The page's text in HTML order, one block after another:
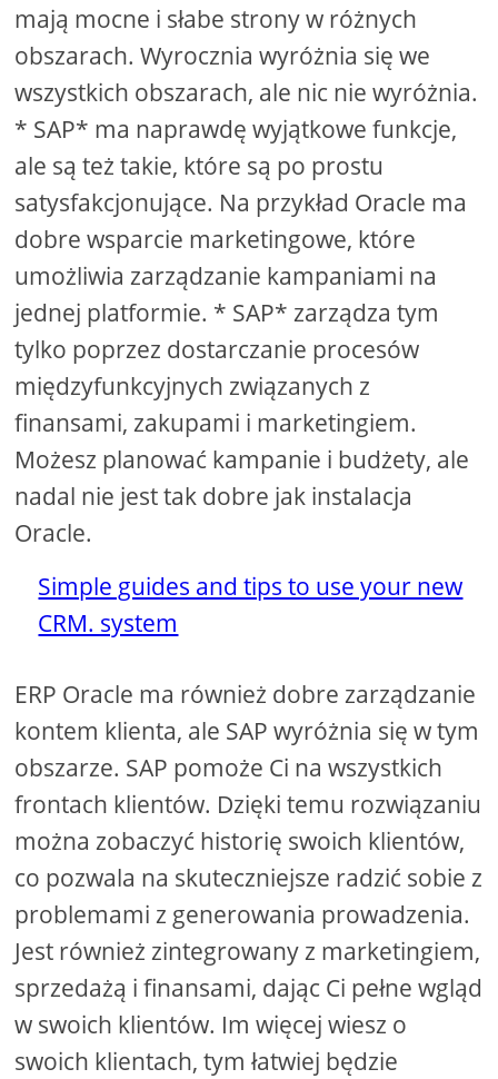
mają mocne i słabe strony w różnych
obszarach. Wyrocznia wyróżnia się we
wszystkich obszarach, ale nic nie wyróżnia.
* SAP* ma naprawdę wyjątkowe funkcje,
ale są też takie, które są po prostu
satysfakcjonujące. Na przykład Oracle ma
dobre wsparcie marketingowe, które
umożliwia zarządzanie kampaniami na
jednej platformie. * SAP* zarządza tym
tylko poprzez dostarczanie procesów
międzyfunkcyjnych związanych z
finansami, zakupami i marketingiem.
Możesz planować kampanie i budżety, ale
nadal nie jest tak dobre jak instalacja
Oracle.
Simple guides and tips to use your new
CRM. system
ERP Oracle ma również dobre zarządzanie
kontem klienta, ale SAP wyróżnia się w tym
obszarze. SAP pomoże Ci na wszystkich
frontach klientów. Dzięki temu rozwiązaniu
można zobaczyć historię swoich klientów,
co pozwala na skuteczniejsze radzić sobie z
problemami z generowania prowadzenia.
Jest również zintegrowany z marketingiem,
sprzedażą i finansami, dając Ci pełne wgląd
w swoich klientów. Im więcej wiesz o
swoich klientach, tym łatwiej będzie